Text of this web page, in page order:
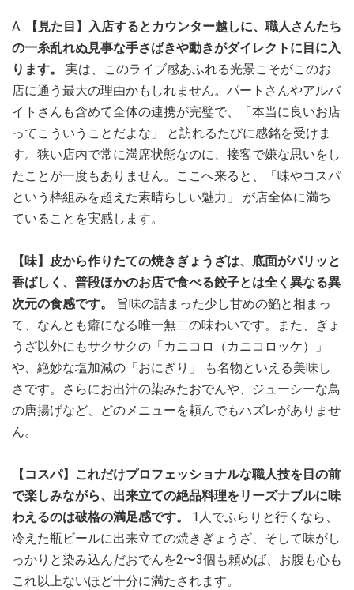
A.
【見た目】入店するとカウンター越しに、職人さんたち
の一糸乱れぬ見事な手さばきや動きがダイレクトに目に入
ります。
実は、このライブ感あふれる光景こそがこのお
店に通う最大の理由かもしれません。パートさんやアルバ
イトさんも含めて全体の連携が完璧で、「本当に良いお店
ってこういうことだよな」 と訪れるたびに感銘を受けま
す。狭い店内で常に満席状態なのに、接客で嫌な思いをし
たことが一度もありません。ここへ来ると、「味やコスパ
という枠組みを超えた素晴らしい魅力」 が店全体に満ち
ていることを実感します。
【味】皮から作りたての焼きぎょうざは、底面がパリッと
香ばしく、普段ほかのお店で食べる餃子とは全く異なる異
次元の食感です。
旨味の詰まった少し甘めの餡と相まっ
て、なんとも癖になる唯一無二の味わいです。また、ぎょ
うざ以外にもサクサクの「カニコロ（カニコロッケ）」
や、絶妙な塩加減の「おにぎり」 も名物といえる美味し
さです。さらにお出汁の染みたおでんや、ジューシーな鳥
の唐揚げなど、どのメニューを頼んでもハズレがありませ
ん。
【コスパ】これだけプロフェッショナルな職人技を目の前
で楽しみながら、出来立ての絶品料理をリーズナブルに味
わえるのは破格の満足感です。
1人でふらりと行くなら、
冷えた瓶ビールに出来立ての焼きぎょうざ、そして味がし
っかりと染み込んだおでんを2〜3個も頼めば、お腹も心も
これ以上ないほど十分に満たされます。